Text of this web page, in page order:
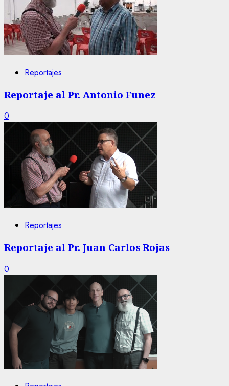
Reportajes
Reportaje al Pr. Antonio Funez
0
Reportajes
Reportaje al Pr. Juan Carlos Rojas
0